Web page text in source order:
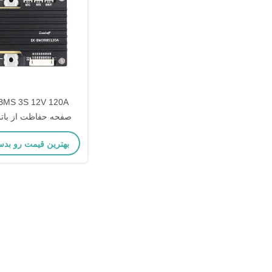
3S 12V 120A
صفحه حفاظت از
جریان بالا با تعادل
الکتریکیبهترین قیمت رو